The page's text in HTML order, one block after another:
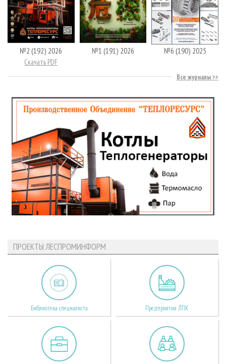
№2 (192) 2026
Скачать PDF
№1 (191) 2026 №6 (190) 2025
Все журналы
ПРОЕКТЫ ЛЕСПРОМИНФОРМ
Библиотека специалиста Предприятия ЛПК